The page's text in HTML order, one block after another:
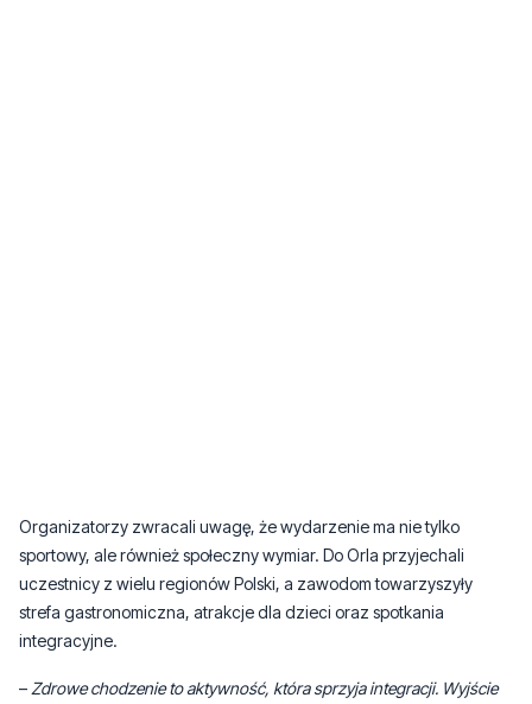
Organizatorzy zwracali uwagę, że wydarzenie ma nie tylko
sportowy, ale również społeczny wymiar. Do Orla przyjechali
uczestnicy z wielu regionów Polski, a zawodom towarzyszyły
strefa gastronomiczna, atrakcje dla dzieci oraz spotkania
integracyjne.
– Zdrowe chodzenie to aktywność, która sprzyja integracji. Wyjście